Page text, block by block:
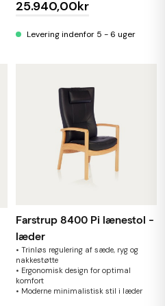
25.940,00kr
Levering indenfor 5 - 6 uger
Farstrup 8400 Pi lænestol -
læder
• Trinløs regulering af sæde, ryg og
nakkestøtte
• Ergonomisk design for optimal
komfort
• Moderne minimalistisk stil i læder